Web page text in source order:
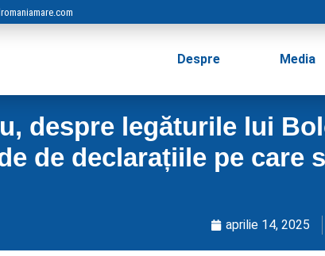
Despre Media
despre legăturile lui
de declarațiile pe care
aprilie 14, 2025